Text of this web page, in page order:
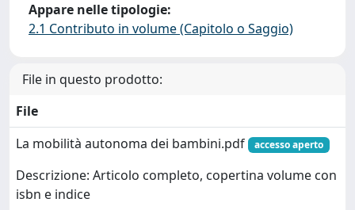
Appare nelle tipologie:
2.1 Contributo in volume (Capitolo o Saggio)
File in questo prodotto:
File
La mobilità autonoma dei bambini.pdf
accesso aperto
Descrizione: Articolo completo, copertina volume con
isbn e indice